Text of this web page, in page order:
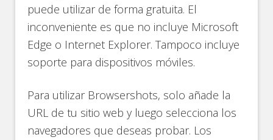
puede utilizar de forma gratuita. El
inconveniente es que no incluye Microsoft
Edge o Internet Explorer. Tampoco incluye
soporte para dispositivos móviles.
Para utilizar Browsershots, solo añade la
URL de tu sitio web y luego selecciona los
navegadores que deseas probar. Los